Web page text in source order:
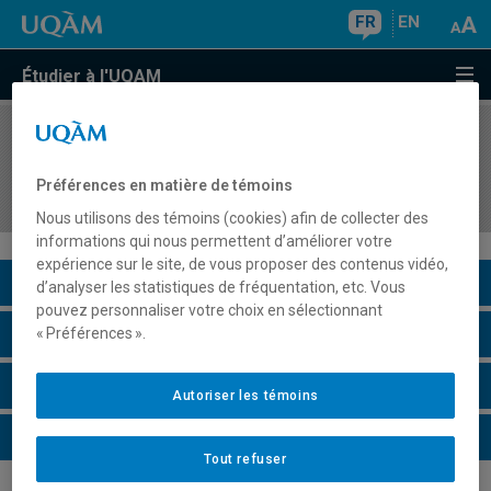
FR EN
Étudier à l'UQAM
COURS//
risques et des catastrophes
Description du cours
Horaire - Été 2026
Horaire - Automne 2026
Horaire - Hiver 2027
Préférences en matière de témoins
Nous utilisons des témoins (cookies) afin de collecter des
informations qui nous permettent d’améliorer votre
expérience sur le site, de vous proposer des contenus vidéo,
d’analyser les statistiques de fréquentation, etc. Vous
pouvez personnaliser votre choix en sélectionnant
« Préférences ».
Tout refuser
Autoriser les témoins